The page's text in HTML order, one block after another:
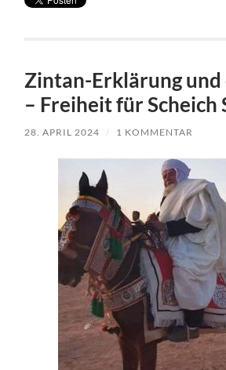
Zintan-Erklärung und
– Freiheit für Scheich
28. APRIL 2024 / 1 KOMMENTAR